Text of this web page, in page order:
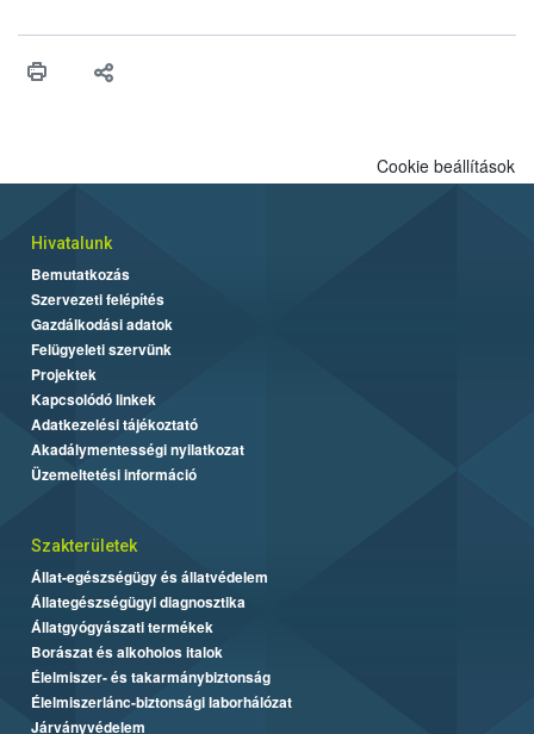
érésű szőlőkben is legyen lehetőség a károsító elleni további
felhasználók számára is elérhető és ökológiai termesztésben is
Cookie beállítások
Hivatalunk
Bemutatkozás
Szervezeti felépítés
Gazdálkodási adatok
Felügyeleti szervünk
Projektek
Kapcsolódó linkek
Adatkezelési tájékoztató
Akadálymentességi nyilatkozat
Üzemeltetési információ
Szakterületek
Állat-egészségügy és állatvédelem
Állategészségügyi diagnosztika
Állatgyógyászati termékek
Borászat és alkoholos italok
Élelmiszer- és takarmánybiztonság
Élelmiszerlánc-biztonsági laborhálózat
Járványvédelem